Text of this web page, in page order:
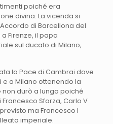
poiché era
divina. La vicenda si
di Barcellona del
Firenze, il papa
sul ducato di Milano,
la Pace di Cambrai dove
e a Milano ottenendo la
durò a lungo poiché
Sforza, Carlo V
ma Francesco I
imperiale.